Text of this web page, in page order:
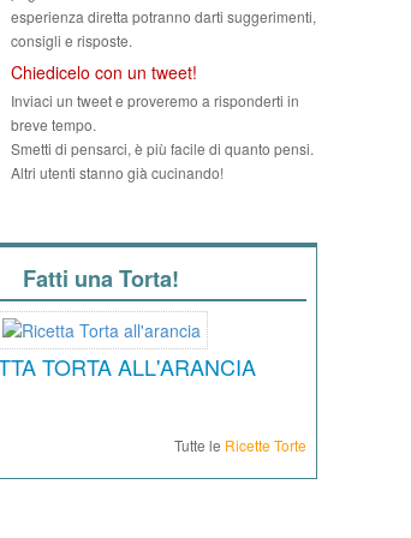
esperienza diretta potranno darti suggerimenti,
consigli e risposte.
Chiedicelo con un tweet!
Inviaci un tweet e proveremo a risponderti in
breve tempo.
Smetti di pensarci, è più facile di quanto pensi.
Altri utenti stanno già cucinando!
Fatti una Torta!
TORTA ALL'ARANCIA
Tutte le Ricette Torte